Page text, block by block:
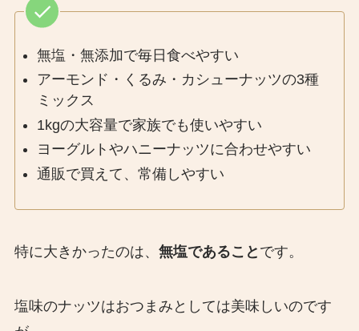
無塩・無添加で毎日食べやすい
アーモンド・くるみ・カシューナッツの3種
ミックス
1kgの大容量で家族でも使いやすい
ヨーグルトやハニーナッツに合わせやすい
通販で買えて、常備しやすい
特に大きかったのは、 無塩であること です。
塩味のナッツはおつまみとしては美味しいのです